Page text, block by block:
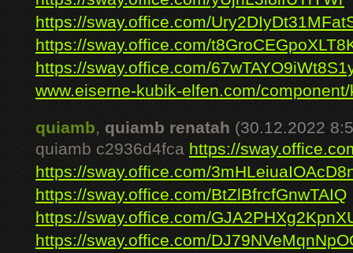
https://sway.office.com/
https://sway.office.com/
https://sway.office.com/
www.eiserne-kubik-elfen.com/
quiamb, quiamb renatah (30.12.2022
quiamb c2936d4fca https://
https://sway.office.com/
https://sway.office.com/BtZlBfrcfGnwTAIQ
https://sway.office.com/
https://sway.office.com/